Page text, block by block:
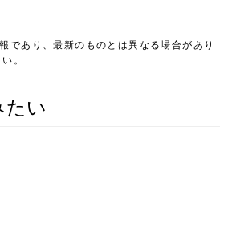
であり、最新のものとは異なる場合があり
。
たい